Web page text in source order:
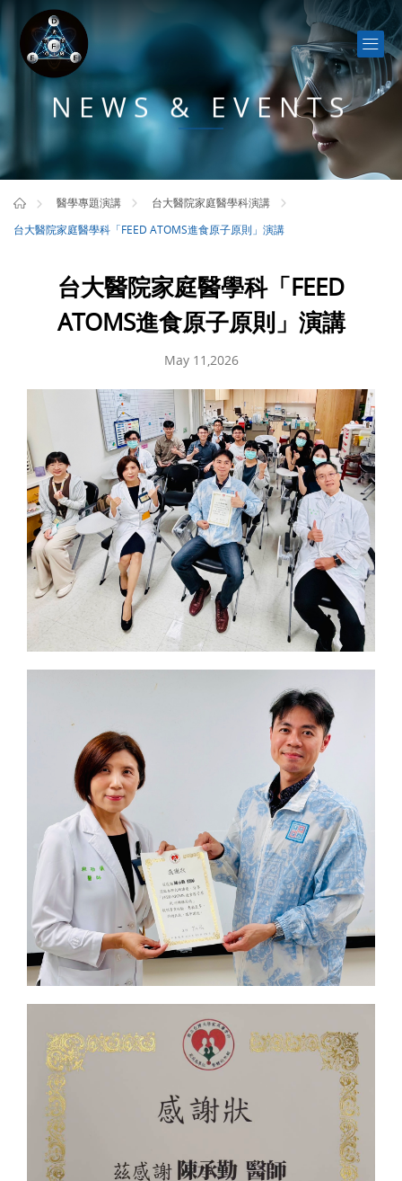
NEWS & EVENTS
醫學專題演講
台大醫院家庭醫學科演講
台大醫院家庭醫學科「FEED ATOMS進食原子原則」演講
台大醫院家庭醫學科「FEED
ATOMS進食原子原則」演講
May 11,2026